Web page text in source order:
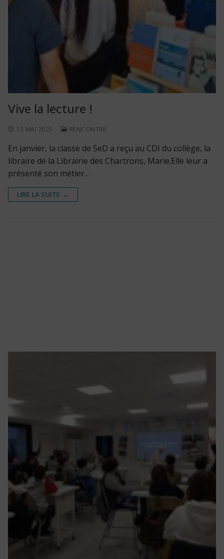
Vive la lecture !
12 MAI 2025 RENCONTRE
En janvier, la classe de 5eD a reçu au CDI du collège, la
libraire de la Librairie des Chartrons, Marie.Elle leur a
présenté son métier…
LIRE LA SUITE →